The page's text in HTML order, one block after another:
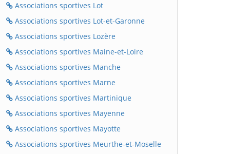
Associations sportives Lot
Associations sportives Lot-et-Garonne
Associations sportives Lozère
Associations sportives Maine-et-Loire
Associations sportives Manche
Associations sportives Marne
Associations sportives Martinique
Associations sportives Mayenne
Associations sportives Mayotte
Associations sportives Meurthe-et-Moselle